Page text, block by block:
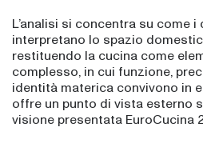
L’analisi si concentra su come
interpretano lo spazio
restituendo la cucina come
complesso, in cui funzione,
identità materica convivono in
offre un punto di vista esterno
visione presentata EuroCucina